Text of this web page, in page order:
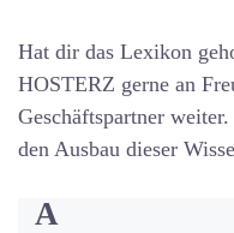
Hat dir das Lexikon
HOSTERZ gerne an
Geschäftspartner
den Ausbau dieser
A